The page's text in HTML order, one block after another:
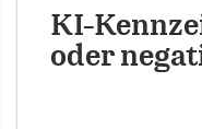
KI-
oder